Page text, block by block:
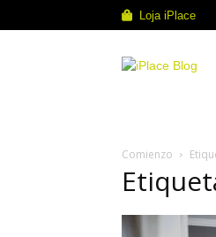
Loja iPlace
Comienzo